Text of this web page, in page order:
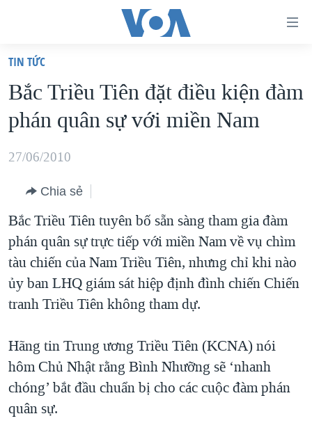
truy
cập
Tới
dung
chính
điều
hướng
chính
Đi
tới
VIỆT NAM
HOA KỲ
BIỂN ĐÔNG
BLOG
DIỄN ĐÀN
MỤC
TỰ DO BÁO CHÍ
VẠCH TRẦN TIN GIẢ
ĐỜI SỐNG
KHOA HỌC
CHUYÊN ĐỀ
CHIẾN TRANH THƯƠNG MẠI CỦA MỸ: QUÁ KHỨ VÀ HIỆN
HÀNH TRÌNH BẦU CỬ 2024
MỘT NĂM CHIẾN TRANH TẠI DẢI GAZA
GIẢI MÃ VÀNH ĐAI & CON ĐƯỜNG
NGÀY TỊ NẠN THẾ GIỚI
HỌC TIẾNG ANH
NGHE
MẠNG XÃ HỘI
TIN TỨC
Bắc Triều Tiên đặt điều kiện đàm
phán quân sự với miền Nam
27/06/2010
Chia sẻ
Bắc Triều Tiên tuyên bố sẵn sàng tham gia đàm
phán quân sự trực tiếp với miền Nam về vụ chìm
tàu chiến của Nam Triều Tiên, nhưng chỉ khi nào
ủy ban LHQ giám sát hiệp định đình chiến Chiến
tranh Triều Tiên không tham dự.
Hãng tin Trung ương Triều Tiên (KCNA) nói
hôm Chủ Nhật rằng Bình Nhưỡng sẽ ‘nhanh
chóng’ bắt đầu chuẩn bị cho các cuộc đàm phán
quân sự.